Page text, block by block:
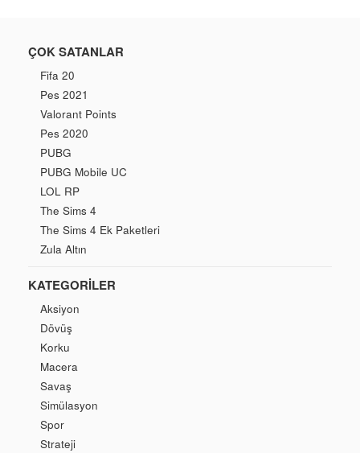
ÇOK SATANLAR
Fifa 20
Pes 2021
Valorant Points
Pes 2020
PUBG
PUBG Mobile UC
LOL RP
The Sims 4
The Sims 4 Ek Paketleri
Zula Altın
KATEGORILER
Aksiyon
Dövüş
Korku
Macera
Savaş
Simülasyon
Spor
Strateji